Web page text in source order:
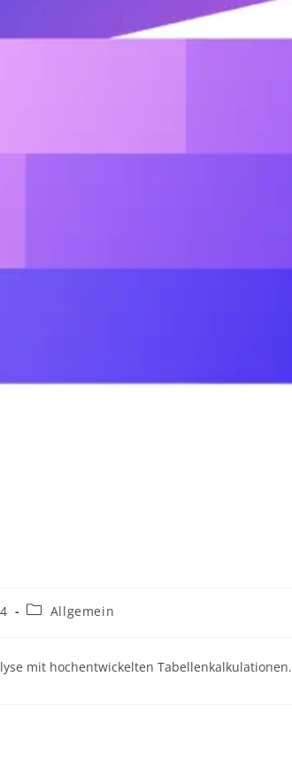
Allgemein
mit hochentwickelten Tabellenkalkulationen.